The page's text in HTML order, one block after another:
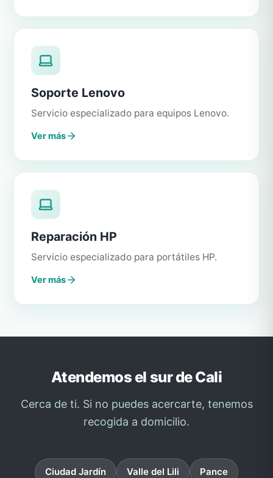
Soporte Lenovo
Servicio especializado para equipos Lenovo.
Ver más
Reparación HP
Servicio especializado para portátiles HP.
Ver más
Atendemos el sur de Cali
Cerca de ti. Si no puedes acercarte, tenemos
recogida a domicilio.
Ciudad Jardín Valle del Lili Pance